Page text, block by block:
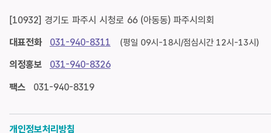
[10932] 경기도 파주시 시청로 66 (아동동) 파주시의회
대표전화 031-940-8311 (평일 09시-18시/점심시간 12시-13시)
의정홍보 031-940-8326
팩스 031-940-8319
개인정보처리방침